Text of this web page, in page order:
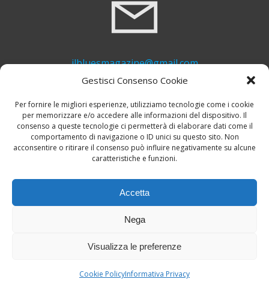
Gestisci Consenso Cookie
Per fornire le migliori esperienze, utilizziamo tecnologie come i cookie
per memorizzare e/o accedere alle informazioni del dispositivo. Il
consenso a queste tecnologie ci permetterà di elaborare dati come il
comportamento di navigazione o ID unici su questo sito. Non
acconsentire o ritirare il consenso può influire negativamente su alcune
caratteristiche e funzioni.
Accetta
Nega
Visualizza le preferenze
Cookie PolicyInformativa Privacy
ilbluesmagazine@gmail.com
+39 339 748 6635
© 2026 Il Blues Magazine. Powered by